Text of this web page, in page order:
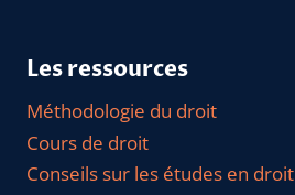
Les ressources
Méthodologie du droit
Cours de droit
Conseils sur les études en droit